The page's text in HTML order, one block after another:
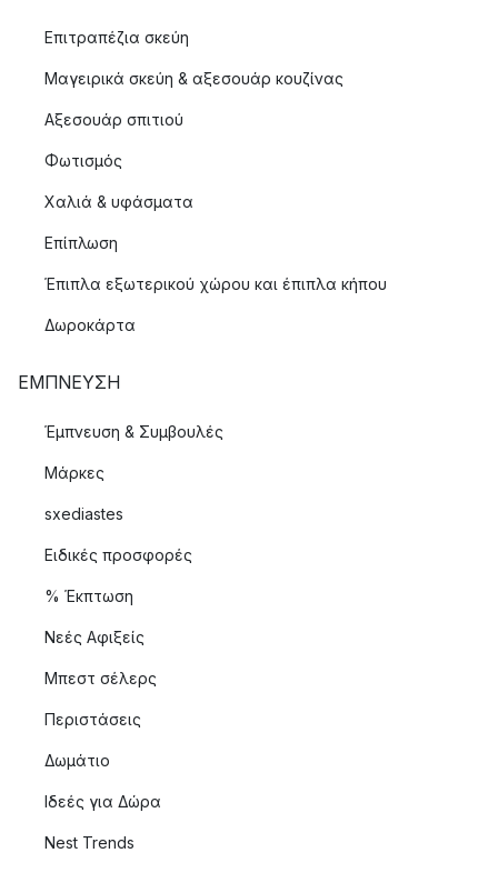
Επιτραπέζια σκεύη
Μαγειρικά σκεύη & αξεσουάρ κουζίνας
Αξεσουάρ σπιτιού
Φωτισμός
Χαλιά & υφάσματα
Επίπλωση
Έπιπλα εξωτερικού χώρου και έπιπλα κήπου
Δωροκάρτα
ΈΜΠΝΕΥΣΗ
Έμπνευση & Συμβουλές
Μάρκες
sxediastes
Ειδικές προσφορές
% Έκπτωση
Νεές Αφιξείς
Μπεστ σέλερς
Περιστάσεις
Δωμάτιο
Ιδεές για Δώρα
Nest Trends